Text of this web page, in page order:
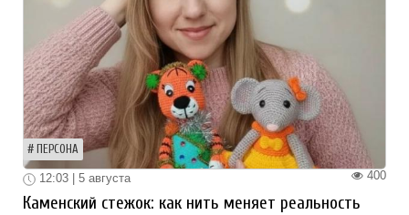
ПЕРСОНА
400
12:03 | 5 августа
Каменский стежок: как нить меняет реальность